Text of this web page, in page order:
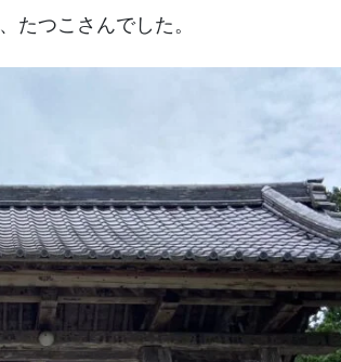
たつこさんでした。